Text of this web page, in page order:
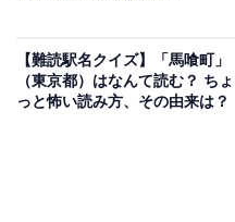
【難読駅名クイズ】「馬喰町」
（東京都）はなんて読む？ ちょ
っと怖い読み方、その由来は？